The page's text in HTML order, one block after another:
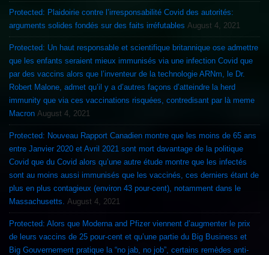
Protected: Plaidoirie contre l’irresponsabilité Covid des autorités:
arguments solides fondés sur des faits irréfutables August 4, 2021
Protected: Un haut responsable et scientifique britannique ose admettre
que les enfants seraient mieux immunisés via une infection Covid que
par des vaccins alors que l’inventeur de la technologie ARNm, le Dr.
Robert Malone, admet qu’il y a d’autres façons d’atteindre la herd
immunity que via ces vaccinations risquées, contredisant par là meme
Macron August 4, 2021
Protected: Nouveau Rapport Canadien montre que les moins de 65 ans
entre Janvier 2020 et Avril 2021 sont mort davantage de la politique
Covid que du Covid alors qu’une autre étude montre que les infectés
sont au moins aussi immunisés que les vaccinés, ces derniers étant de
plus en plus contagieux (environ 43 pour-cent), notamment dans le
Massachusetts.
August 4, 2021
Protected: Alors que Moderna and Pfizer viennent d’augmenter le prix
de leurs vaccins de 25 pour-cent et qu’une partie du Big Business et
Big Gouvernement pratique la “no jab, no job”, certains remèdes anti-